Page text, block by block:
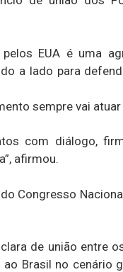
EUA é uma
a lado para
sempre vai
com diálogo,
afirmou.
Congresso
de união entre
Brasil no cenário